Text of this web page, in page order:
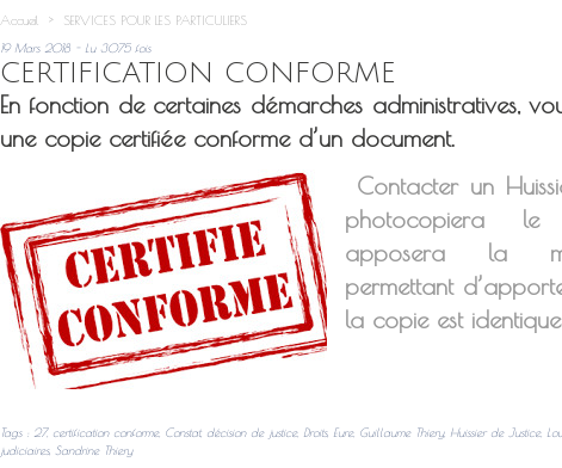
Accueil > SERVICES POUR LES PARTICULIERS
19 Mars 2018 - Lu 3075 fois
CERTIFICATION CONFORME
En fonction de certaines démarches administratives,
une copie certifiée conforme d’un document.
Contacter un
photocopiera
apposera la
permettant
la copie est
Tags: 27, certification conforme, Constat, décision de justice, Droits, Eure, Guillaume Thiery, Huissier de Justice,
judiciaires, Sandrine Thiery